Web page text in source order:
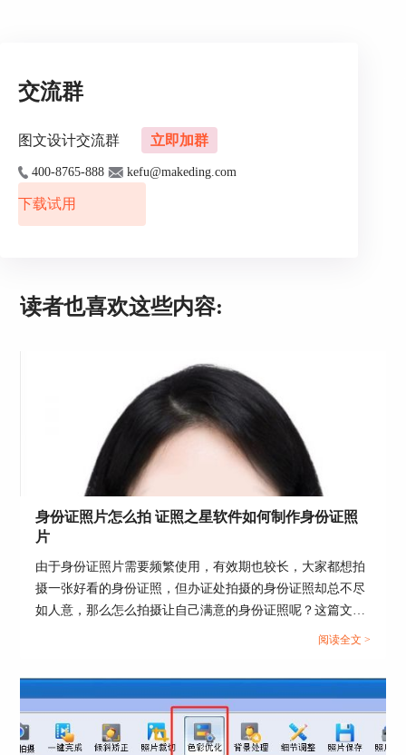
图2：调整图片对比度图示
件，比如：美图秀秀、美颜相机、黄油相机等。演
示软件为黄油相机
1、将照片用黄油相机打开。
交流群
图文设计交流群 立即加群
400-8765-888 kefu@makeding.com
下载试用
读者也喜欢这些内容:
身份证照片怎么拍 证照之星软件如何制作身份证照
片
由于身份证照片需要频繁使用，有效期也较长，大家都想拍
摄一张好看的身份证照，但办证处拍摄的身份证照却总不尽
如人意，那么怎么拍摄让自己满意的身份证照呢？这篇文章
就告诉大家身份证照片怎么拍，证照之星软件如何制作身份
阅读全文 >